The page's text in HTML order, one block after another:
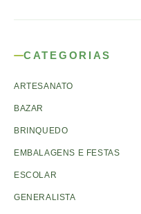
CATEGORIAS
ARTESANATO
BAZAR
BRINQUEDO
EMBALAGENS E FESTAS
ESCOLAR
GENERALISTA